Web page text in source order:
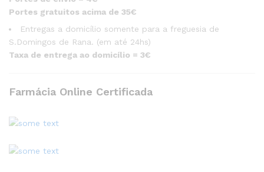
Portes gratuitos acima de 35€
Entregas a domicílio somente para a freguesia de
S.Domingos de Rana. (em até 24hs)
Taxa de entrega ao domicílio = 3€
Farmácia Online Certificada